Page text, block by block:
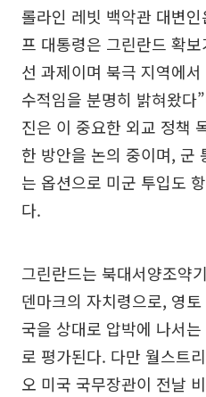
롤라인 레빗 백악관 대변
프 대통령은 그린란드 확
선 과제이며 북극 지역에
수적임을 분명히 밝혀왔다
진은 이 중요한 외교 정책
한 방안을 논의 중이며, 군
는 옵션으로 미군 투입도
다.
그린란드는 북대서양조약
덴마크의 자치령으로, 영
국을 상대로 압박에 나서
로 평가된다. 다만 월스트
오 미국 국무장관이 전날